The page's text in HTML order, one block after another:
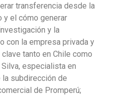
transferencia desde la
y el cómo generar
y la
con la empresa privada y
tanto en Chile como
especialista en
subdirección de
de Promperú;